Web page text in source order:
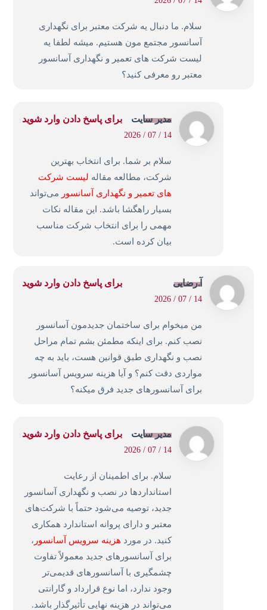
سلام. ما دنبال یه شرکت معتبر برای نگهداری
آسانسور مجتمع مون هستیم. میشه لطفا یه
لیست شرکت های تعمیر و نگهداری آسانسور
معتبر رو معرفی کنید؟
مدیر سایت
14 / 07 / 2026
سلام بر شما. برای انتخاب بهترین
شرکت، مطالعه مقاله لیست شرکت
های تعمیر و نگهداری آسانسور می‌تواند
بسیار راهگشا باشد. این مقاله نکات
مهمی را برای انتخاب شرکت مناسب
بیان کرده است.
برای پاسخ دادن وارد شوید
آ.رضایی
14 / 07 / 2026
من میخوام برای ساختمان جدیدمون آسانسور
نصب کنم. برای اینکه مطمئن بشم تمام مراحل
نصب و نگهداری طبق قوانین هست، باید به چه
مواردی دقت کنم؟ و آیا هزینه سرویس آسانسور
برای آسانسورهای جدید فرق میکنه؟
برای پاسخ دادن وارد شوید
مدیر سایت
14 / 07 / 2026
سلام. برای اطمینان از رعایت
استانداردها در نصب و نگهداری آسانسور
جدید، توصیه می‌شود حتماً با شرکت‌های
معتبر و دارای پروانه استاندارد همکاری
کنید. در مورد هزینه سرویس آسانسور ،
برای آسانسورهای جدید معمولاً تفاوت
چشمگیری با آسانسورهای قدیمی‌تر
وجود ندارد، اما نوع قرارداد و گارانتی
می‌تواند در هزینه نهایی تأثیرگذار باشد.
برای پاسخ دادن وارد شوید